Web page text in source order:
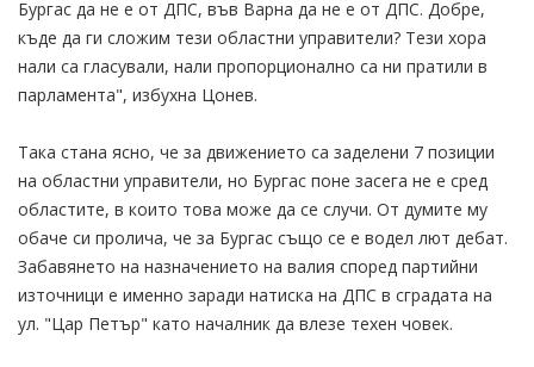
Бургас да не е от ДПС, във Варна да не е от ДПС. Добре,
къде да ги сложим тези областни управители? Тези хора
нали са гласували, нали пропорционално са ни пратили в
парламента", избухна Цонев.
Така стана ясно, че за движението са заделени 7 позиции
на областни управители, но Бургас поне засега не е сред
областите, в които това може да се случи. От думите му
обаче си пролича, че за Бургас също се е водел лют дебат.
Забавянето на назначението на валия според партийни
източници е именно заради натиска на ДПС в сградата на
ул. "Цар Петър" като началник да влезе техен човек.